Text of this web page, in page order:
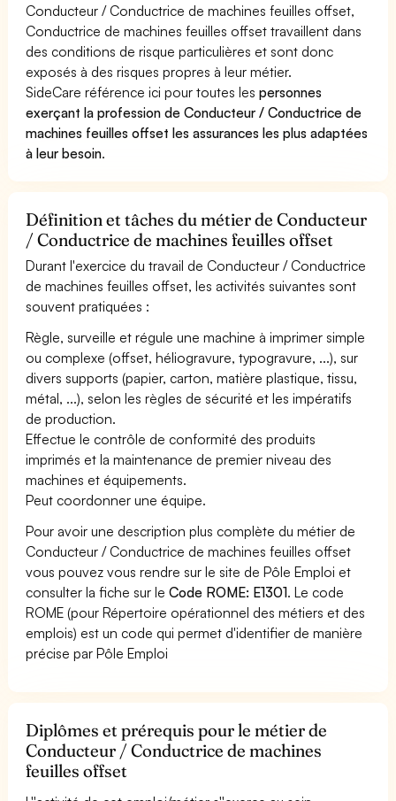
Conducteur / Conductrice de machines feuilles offset,
Conductrice de machines feuilles offset travaillent dans
des conditions de risque particulières et sont donc
exposés à des risques propres à leur métier.
SideCare référence ici pour toutes lespersonnes
exerçant la profession de Conducteur / Conductrice de
machines feuilles offset les assurances les plus adaptées
à leur besoin.
Définition et tâches du métier de Conducteur
/ Conductrice de machines feuilles offset
Durant l'exercice du travail de Conducteur / Conductrice
de machines feuilles offset, les activités suivantes sont
souvent pratiquées :
Règle, surveille et régule une machine à imprimer simple
ou complexe (offset, héliogravure, typogravure, ...), sur
divers supports (papier, carton, matière plastique, tissu,
métal, ...), selon les règles de sécurité et les impératifs
de production.
Effectue le contrôle de conformité des produits
imprimés et la maintenance de premier niveau des
machines et équipements.
Peut coordonner une équipe.
Pour avoir une description plus complète du métier de
Conducteur / Conductrice de machines feuilles offset
vous pouvez vous rendre sur le site de Pôle Emploi et
consulter la fiche sur leCode ROME: E1301. Le code
ROME (pour Répertoire opérationnel des métiers et des
emplois) est un code qui permet d'identifier de manière
précise par Pôle Emploi
Diplômes et prérequis pour le métier de
Conducteur / Conductrice de machines
feuilles offset